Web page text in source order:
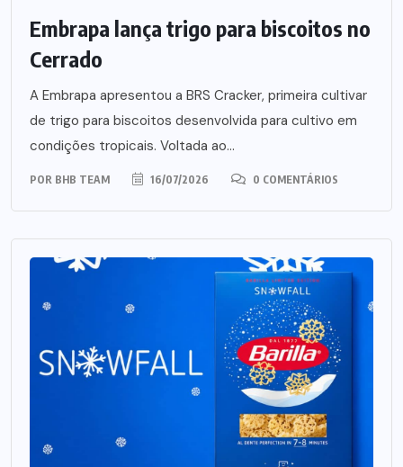
Embrapa lança trigo para biscoitos no
Cerrado
A Embrapa apresentou a BRS Cracker, primeira cultivar
de trigo para biscoitos desenvolvida para cultivo em
condições tropicais. Voltada ao...
POR BHB TEAM 16/07/2026 0 COMENTÁRIOS